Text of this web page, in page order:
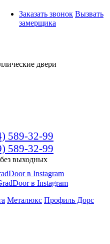
Заказать звонок Вызвать
замерщика
589-32-99
589-32-99
выходных
в Instagram
Металюкс Профиль Дорс